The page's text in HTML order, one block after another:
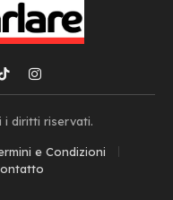
TikTokInstagram
i diritti riservati.
e Condizioni